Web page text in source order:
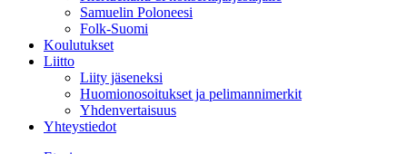
Samuelin Poloneesi
Folk-Suomi
Koulutukset
Liitto
Liity jäseneksi
Huomionosoitukset ja pelimannimerkit
Yhdenvertaisuus
Yhteystiedot